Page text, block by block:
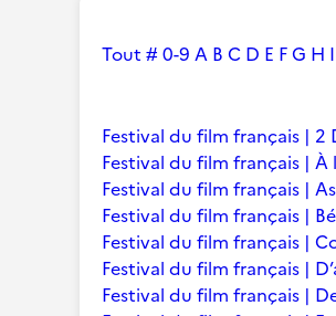
Tout # 0-9 A B C D E FG H I
Festival du film français | 2
Festival du film français | À
Festival du film français |
Festival du film français |
Festival du film français |
Festival du film français |
Festival du film français |